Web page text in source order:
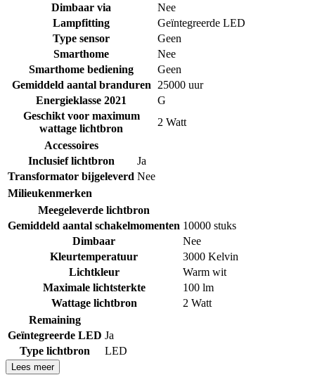
Dimbaar via
Nee
Lampfitting
Geïntegreerde LED
Type sensor
Geen
Smarthome
Nee
Smarthome bediening
Geen
Gemiddeld aantal branduren
25000 uur
Energieklasse 2021
G
Geschikt voor maximum
wattage lichtbron
2 Watt
Accessoires
Inclusief lichtbron
Ja
Transformator bijgeleverd Nee
Milieukenmerken
Meegeleverde lichtbron
Gemiddeld aantal schakelmomenten 10000 stuks
Dimbaar
Nee
Kleurtemperatuur
3000 Kelvin
Lichtkleur
Warm wit
Maximale lichtsterkte
100 lm
Wattage lichtbron
2 Watt
Remaining
Geïntegreerde LED Ja
Type lichtbron
LED
Lees meer